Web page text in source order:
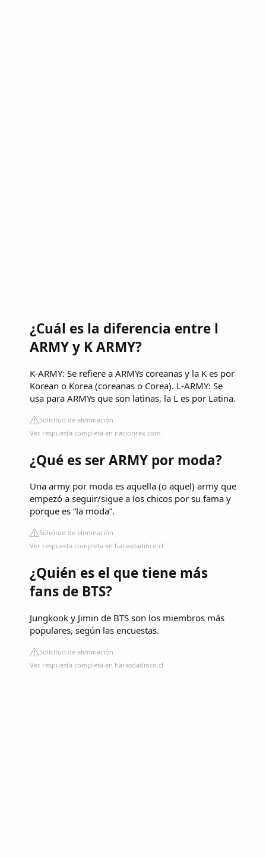
¿Cuál es la diferencia entre l
ARMY y K ARMY?
K-ARMY: Se refiere a ARMYs coreanas y la K es por
Korean o Korea (coreanas o Corea). L-ARMY: Se
usa para ARMYs que son latinas, la L es por Latina.
Solicitud de eliminación
Ver respuesta completa en nacionrex.com
¿Qué es ser ARMY por moda?
Una army por moda es aquella (o aquel) army que
empezó a seguir/sigue a los chicos por su fama y
porque es “la moda”.
Solicitud de eliminación
Ver respuesta completa en harasdadinco.cl
¿Quién es el que tiene más
fans de BTS?
Jungkook y Jimin de BTS son los miembros más
populares, según las encuestas.
Solicitud de eliminación
Ver respuesta completa en harasdadinco.cl